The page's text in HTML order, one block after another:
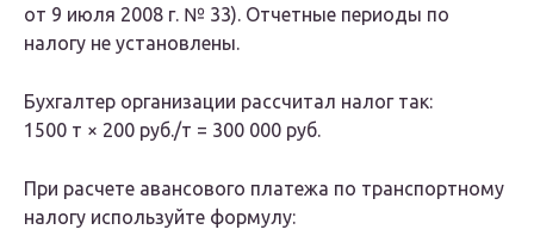
от 9 июля 2008 г. № 33). Отчетные периоды по
налогу не установлены.
Бухгалтер организации рассчитал налог так:
1500 т × 200 руб./т = 300 000 руб.
При расчете авансового платежа по транспортному
налогу используйте формулу: